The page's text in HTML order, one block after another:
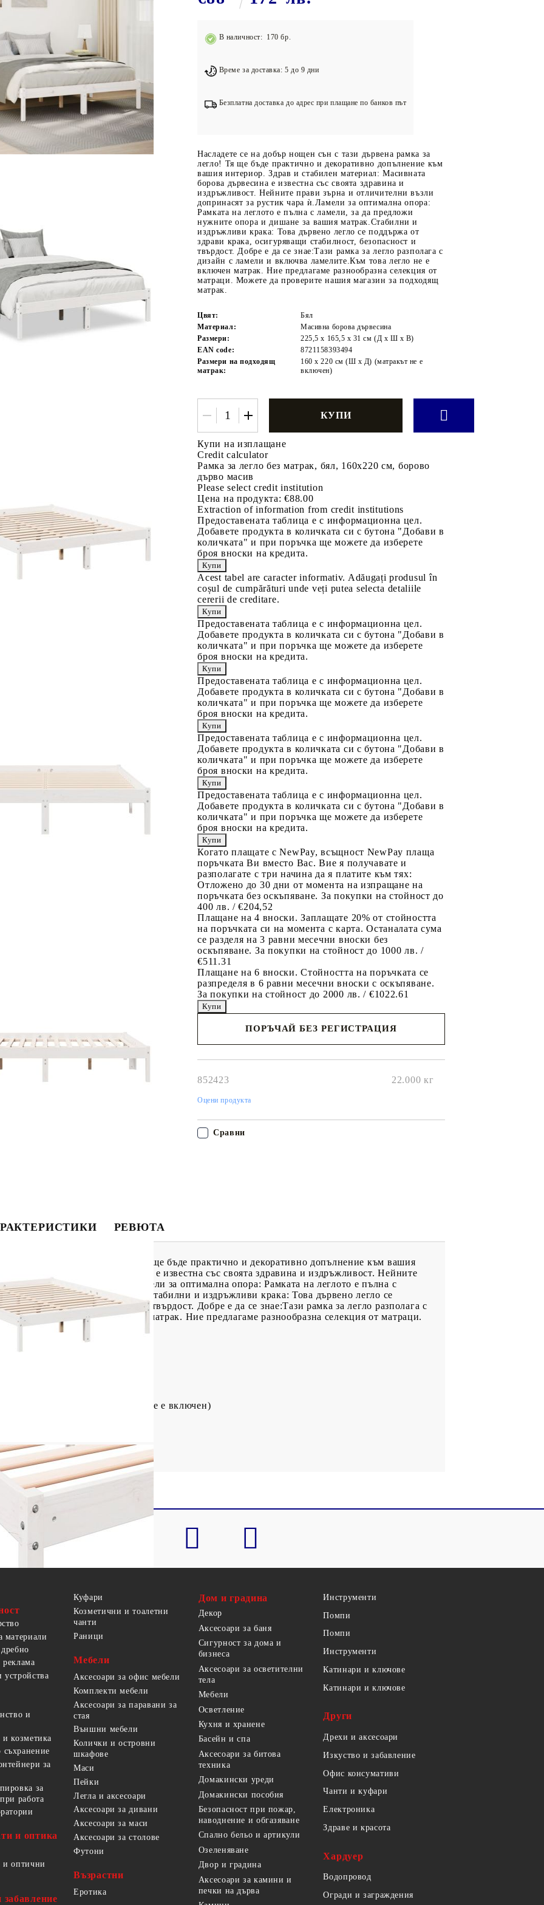
Подложки за фитнес уреди
Лостове за набиране
Силови кули
Йога и пилатес
В наличност: 170 бр.
Време за доставка: 5 до 9 дни
Безплатна доставка до адрес при плащане по банков път
Насладете се на добър нощен сън с тази дървена рамка за
легло! Тя ще бъде практично и декоративно допълнение към
вашия интериор. Здрав и стабилен материал: Масивната
борова дървесина е известна със своята здравина и
издръжливост. Нейните прави зърна и отличителни възли
допринасят за рустик чара ѝ.Ламели за оптимална опора:
Рамката на леглото е пълна с ламели, за да предложи
нужните опора и дишане за вашия матрак.Стабилни и
издръжливи крака: Това дървено легло се поддържа от
здрави крака, осигуряващи стабилност, безопасност и
твърдост. Добре е да се знае:Тази рамка за легло разполага с
дизайн с ламели и включва ламелите.Към това легло не е
включен матрак. Ние предлагаме разнообразна селекция от
матраци. Можете да проверите нашия магазин за подходящ
матрак.
Цвят:
Бял
Материал:
Масивна борова дървесина
Размери:
225,5 x 165,5 x 31 см (Д x Ш x В)
EAN code:
8721158393494
Размери на подходящ
матрак:
160 x 220 см (Ш x Д) (матракът не е
включен)
Купи на изплащане
Credit calculator
Рамка за легло без матрак, бял, 160x220 см, борово
дърво масив
Please select credit institution
Цена на продукта: €88.00
Extraction of information from credit institutions
Предоставената таблица е с информационна цел.
Добавете продукта в количката си с бутона "Добави в
количката" и при поръчка ще можете да изберете
броя вноски на кредита.
Acest tabel are caracter informativ. Adăugați produsul în
coșul de cumpărături unde veți putea selecta detaliile
cererii de creditare.
Предоставената таблица е с информационна цел.
Добавете продукта в количката си с бутона "Добави в
количката" и при поръчка ще можете да изберете
броя вноски на кредита.
Предоставената таблица е с информационна цел.
Добавете продукта в количката си с бутона "Добави в
количката" и при поръчка ще можете да изберете
броя вноски на кредита.
Предоставената таблица е с информационна цел.
Добавете продукта в количката си с бутона "Добави в
количката" и при поръчка ще можете да изберете
броя вноски на кредита.
Предоставената таблица е с информационна цел.
Добавете продукта в количката си с бутона "Добави в
количката" и при поръчка ще можете да изберете
броя вноски на кредита.
Когато плащате с NewPay, всъщност NewPay плаща
поръчката Ви вместо Вас. Вие я получавате и
разполагате с три начина да я платите към тях:
Отложено до 30 дни от момента на изпращане на
поръчката без оскъпяване. За покупки на стойност до
400 лв. / €204,52
Плащане на 4 вноски. Заплащате 20% от стойността
на поръчката си на момента с карта. Останалата сума
се разделя на 3 равни месечни вноски без
оскъпяване. За покупки на стойност до 1000 лв. /
€511.31
Плащане на 6 вноски. Стойността на поръчката се
разпределя в 6 равни месечни вноски с оскъпяване.
За покупки на стойност до 2000 лв. / €1022.61
ПОРЪЧАЙ БЕЗ РЕГИСТРАЦИЯ
852423 22.000 кг
Оцени продукта
Сравни
РЕВЮТА
дървена рамка за легло! Тя ще бъде практично и декоративно допълнение към вашия
Масивната борова дървесина е известна със своята здравина и издръжливост. Нейните
за рустик чара ѝ.Ламели за оптимална опора: Рамката на леглото е пълна с
и дишане за вашия матрак.Стабилни и издръжливи крака: Това дървено легло се
стабилност, безопасност и твърдост. Добре е да се знае:Тази рамка за легло разполага с
това легло не е включен матрак. Ние предлагаме разнообразна селекция от матраци.
за подходящ матрак.
160 x 220 см (Ш x Д) (матракът не е включен)
материали
и
козметика
за
за
работа
и оптика
и оптични
забавление
Куфари
Козметични и тоалетни
чанти
Раници
Мебели
Аксесоари за офис мебели
Комплекти мебели
Аксесоари за паравани за
стая
Външни мебели
Колички и островни
шкафове
Маси
Пейки
Легла и аксесоари
Аксесоари за дивани
Аксесоари за маси
Аксесоари за столове
Футони
Възрастни
Еротика
Дом и градина
Декор
Аксесоари за баня
Сигурност за дома и
бизнеса
Аксесоари за осветителни
тела
Мебели
Осветление
Кухня и хранене
Басейн и спа
Аксесоари за битова
техника
Домакински уреди
Домакински пособия
Безопасност при пожар,
наводнение и обгазяване
Спално бельо и артикули
Озеленяване
Двор и градина
Аксесоари за камини и
печки на дърва
Инструменти
Помпи
Помпи
Инструменти
Катинари и ключове
Катинари и ключове
Други
Дрехи и аксесоари
Изкуство и забавление
Офис консумативи
Чанти и куфари
Електроника
Здраве и красота
Хардуер
Водопровод
Огради и заграждения